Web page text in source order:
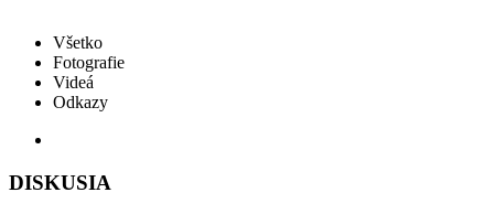
Všetko
Fotografie
Videá
Odkazy
DISKUSIA